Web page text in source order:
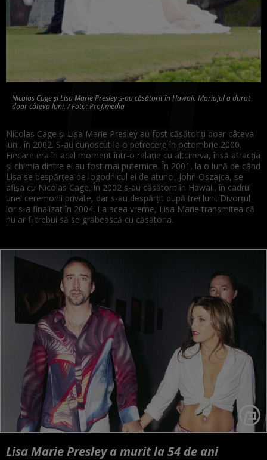
Nicolas Cage și Lisa Marie Presley s-au căsătorit în Hawaii. Mariajul a durat
doar câteva luni. / Foto: Profimedia
Nicolas Cage și Lisa Marie Presley au fost căsătoriți doar câteva
luni, în 2002. S-au cunoscut la o petrecere în octombrie 2000.
Fiecare era în acel moment într-o relație cu altcineva, însă atracția
și chimia dintre ei au fost mai puternice. În 2001, la o lună de când
Lisa se despărțea de logodnicul ei de atunci, John Oszajca, se
afișa cu Nicolas Cage. În 2002 s-au căsătorit în Hawaii, în cadrul
unei ceremonii private, dar s-au despărțit după trei luni. Divorțul
lor s-a finalizat în 2004. La acea vreme, Lisa Marie transmitea că
nu ar fi trebui să se grăbească cu căsătoria.
Lisa Marie Presley a murit la 54 de ani